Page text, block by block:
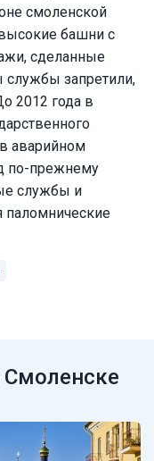
смоленской
башни с
сделанные
службы запретили,
2012 года в
аварийном
по-прежнему
службы и